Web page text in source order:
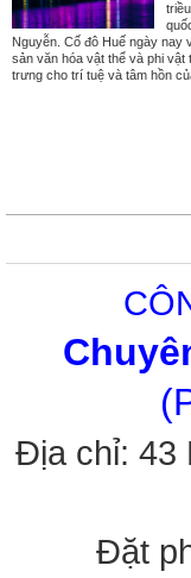
Nguyễn. Cố đô Huế ngày nay
sản văn hóa vật thể và phi vật
trưng cho trí tuệ và tâm hồn
Địa chỉ: 43
Đặt